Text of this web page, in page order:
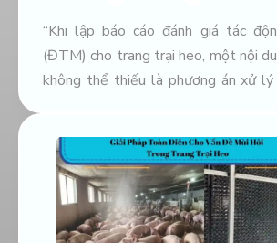
“Khi lập báo cáo đánh giá tác
(ĐTM) cho trang trại heo, một nội
không thể thiếu là phương án xử lý